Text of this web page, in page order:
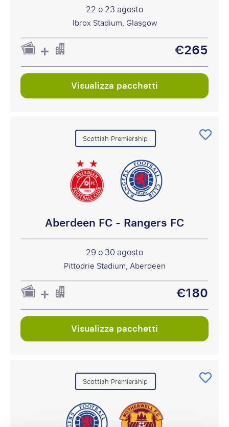
22 o 23 agosto
Ibrox Stadium, Glasgow
€265
Visualizza pacchetti
Scottish Premiership
Aberdeen FC - Rangers FC
29 o 30 agosto
Pittodrie Stadium, Aberdeen
€180
Visualizza pacchetti
Scottish Premiership